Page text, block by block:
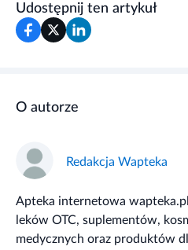
Udostępnij ten artykuł
O autorze
Redakcja Wapteka
Apteka internetowa
leków OTC, suplementów,
medycznych oraz produktów